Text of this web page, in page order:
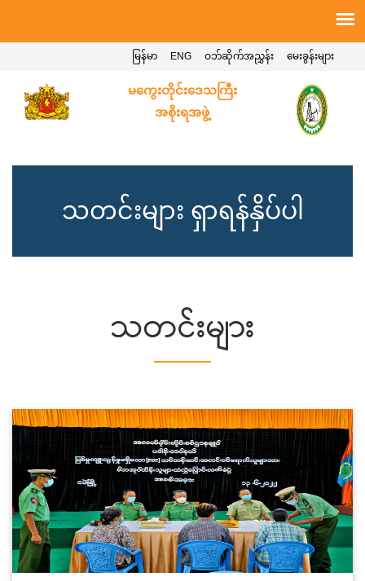
မေးခွန်းများ
ဝဘ်ဆိုက်အညွှန်း
ENG
မြန်မာ
မကွေးတိုင်းဒေသကြီး
အစိုးရအဖွဲ့
သတင်းများ ရှာရန်နှိပ်ပါ
သတင်းများ